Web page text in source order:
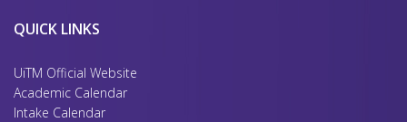
QUICK LINKS
UiTM Official Website
Academic Calendar
Intake Calendar